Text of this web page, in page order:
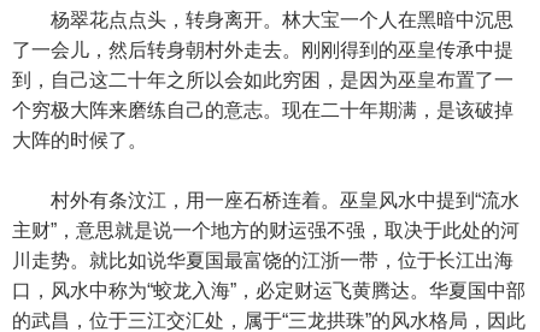
杨翠花点点头，转身离开。林大宝一个人在黑暗中沉思
了一会儿，然后转身朝村外走去。刚刚得到的巫皇传承中提
到，自己这二十年之所以会如此穷困，是因为巫皇布置了一
个穷极大阵来磨练自己的意志。现在二十年期满，是该破掉
大阵的时候了。
村外有条汶江，用一座石桥连着。巫皇风水中提到“流水
主财”，意思就是说一个地方的财运强不强，取决于此处的河
川走势。就比如说华夏国最富饶的江浙一带，位于长江出海
口，风水中称为“蛟龙入海”，必定财运飞黄腾达。华夏国中部
的武昌，位于三江交汇处，属于“三龙拱珠”的风水格局，因此